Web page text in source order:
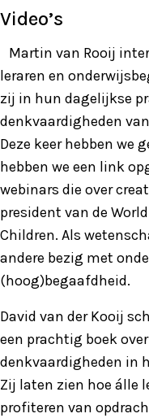
Video’s
Martin van Rooij
leraren en
zij in hun dagelijkse
denkvaardigheden
Deze keer hebben we
hebben we een link
webinars die over
president van de
Children. Als
andere bezig met
(hoog)begaafdheid.
David van der Kooij
een prachtig boek
denkvaardigheden in
Zij laten zien hoe álle
profiteren van